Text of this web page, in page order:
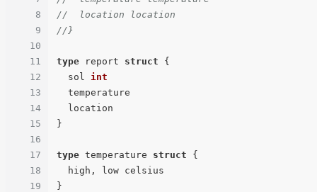
8
9
10
11
12
13
14
15
16
17
18
19
//  location location
//}
type report struct {
  sol
int
}
type temperature struct {
}